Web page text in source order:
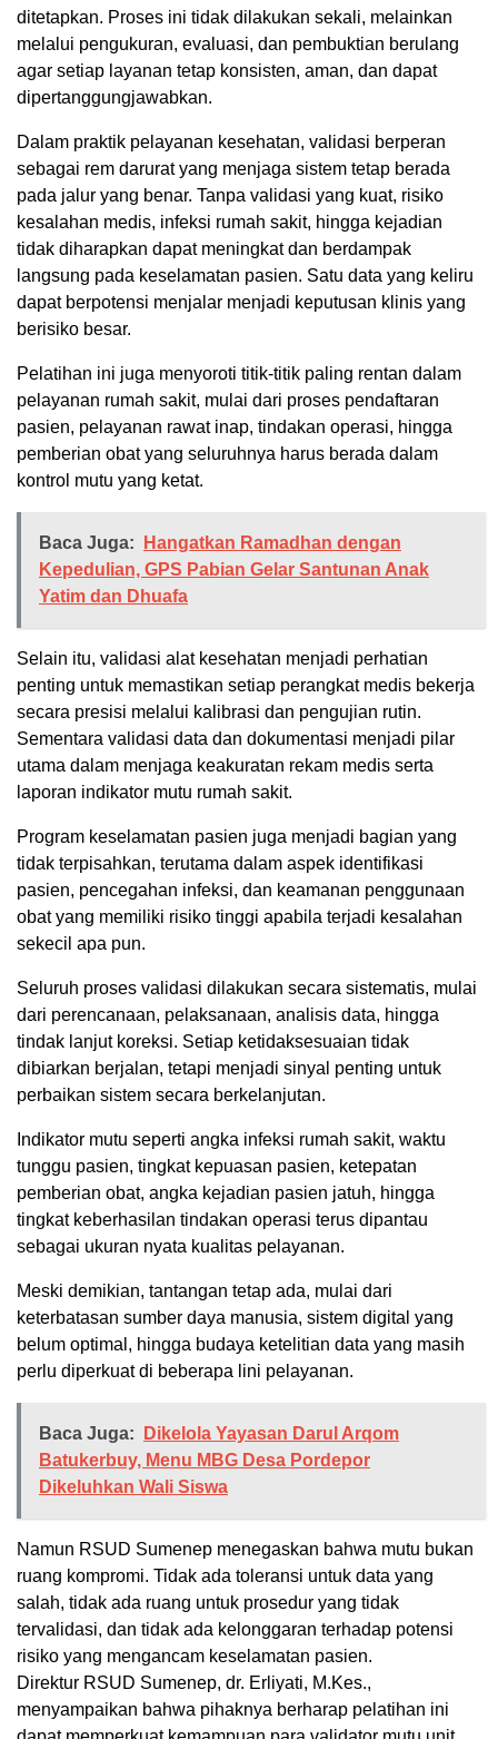
ditetapkan. Proses ini tidak dilakukan sekali, melainkan
melalui pengukuran, evaluasi, dan pembuktian berulang
agar setiap layanan tetap konsisten, aman, dan dapat
dipertanggungjawabkan.
Dalam praktik pelayanan kesehatan, validasi berperan
sebagai rem darurat yang menjaga sistem tetap berada
pada jalur yang benar. Tanpa validasi yang kuat, risiko
kesalahan medis, infeksi rumah sakit, hingga kejadian
tidak diharapkan dapat meningkat dan berdampak
langsung pada keselamatan pasien. Satu data yang keliru
dapat berpotensi menjalar menjadi keputusan klinis yang
berisiko besar.
Pelatihan ini juga menyoroti titik-titik paling rentan dalam
pelayanan rumah sakit, mulai dari proses pendaftaran
pasien, pelayanan rawat inap, tindakan operasi, hingga
pemberian obat yang seluruhnya harus berada dalam
kontrol mutu yang ketat.
Baca Juga:
Hangatkan Ramadhan dengan
Kepedulian, GPS Pabian Gelar Santunan Anak
Yatim dan Dhuafa
Selain itu, validasi alat kesehatan menjadi perhatian
penting untuk memastikan setiap perangkat medis bekerja
secara presisi melalui kalibrasi dan pengujian rutin.
Sementara validasi data dan dokumentasi menjadi pilar
utama dalam menjaga keakuratan rekam medis serta
laporan indikator mutu rumah sakit.
Program keselamatan pasien juga menjadi bagian yang
tidak terpisahkan, terutama dalam aspek identifikasi
pasien, pencegahan infeksi, dan keamanan penggunaan
obat yang memiliki risiko tinggi apabila terjadi kesalahan
sekecil apa pun.
Seluruh proses validasi dilakukan secara sistematis, mulai
dari perencanaan, pelaksanaan, analisis data, hingga
tindak lanjut koreksi. Setiap ketidaksesuaian tidak
dibiarkan berjalan, tetapi menjadi sinyal penting untuk
perbaikan sistem secara berkelanjutan.
Indikator mutu seperti angka infeksi rumah sakit, waktu
tunggu pasien, tingkat kepuasan pasien, ketepatan
pemberian obat, angka kejadian pasien jatuh, hingga
tingkat keberhasilan tindakan operasi terus dipantau
sebagai ukuran nyata kualitas pelayanan.
Meski demikian, tantangan tetap ada, mulai dari
keterbatasan sumber daya manusia, sistem digital yang
belum optimal, hingga budaya ketelitian data yang masih
perlu diperkuat di beberapa lini pelayanan.
Baca Juga:
Dikelola Yayasan Darul Arqom
Batukerbuy, Menu MBG Desa Pordepor
Dikeluhkan Wali Siswa
Namun RSUD Sumenep menegaskan bahwa mutu bukan
ruang kompromi. Tidak ada toleransi untuk data yang
salah, tidak ada ruang untuk prosedur yang tidak
tervalidasi, dan tidak ada kelonggaran terhadap potensi
risiko yang mengancam keselamatan pasien.
Direktur RSUD Sumenep, dr. Erliyati, M.Kes.,
menyampaikan bahwa pihaknya berharap pelatihan ini